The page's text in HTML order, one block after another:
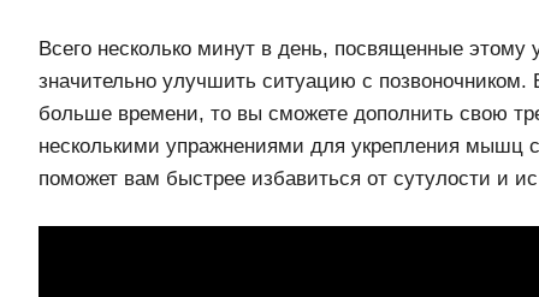
Всего несколько минут в день, посвященные
значительно улучшить ситуацию с позвоночником.
больше времени, то вы сможете дополнить свою
несколькими упражнениями для укрепления мышц
поможет вам быстрее избавиться от сутулости и